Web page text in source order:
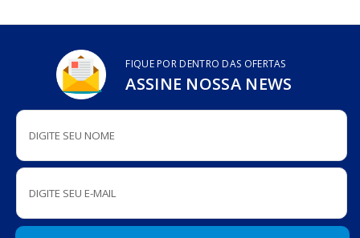
FIQUE POR DENTRO DAS OFERTAS
ASSINE NOSSA NEWS